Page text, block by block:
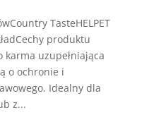
TasteHELPET
produktu
karma uzupełniająca
o ochronie i
Idealny dla
z...